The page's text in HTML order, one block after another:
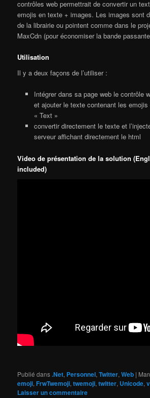
contrôles web permettrait de convertir un
emojis en texte + images. Les images sont
de la librairie ou pointent comme dans le
MaxCdn (pour économiser la bande
Utilisation
Il y a deux façons de l’utiliser :
Intégrer dans sa page web le contrôle
et ajouter le texte contenant les
« Text »
convertir directement le texte et
serveur affichant directement le html
Video de présentation de la solution
included)
Publié dans.Net, Personnel,Twitter,Web |
emoji,FrwTwemoji,twemoji,twitter, Unicode,
Laisser un commentaire